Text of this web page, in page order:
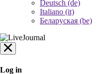
Deutsch (de)
Italiano (it)
Беларуская (be)
Log in